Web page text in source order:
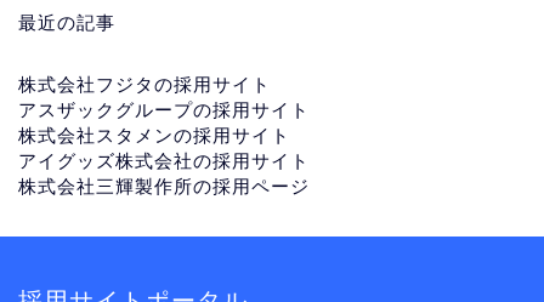
最近の記事
株式会社フジタの採用サイト
アスザックグループの採用サイト
株式会社スタメンの採用サイト
アイグッズ株式会社の採用サイト
株式会社三輝製作所の採用ページ